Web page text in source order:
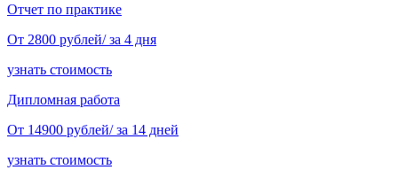
Отчет по практике
От 2800 рублей/ за 4 дня
узнать стоимость
Дипломная работа
От 14900 рублей/ за 14 дней
узнать стоимость